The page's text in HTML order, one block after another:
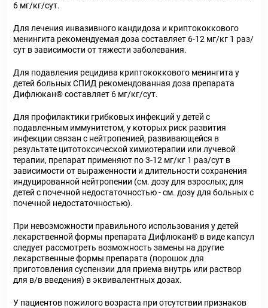
6 мг/кг/сут.
Для лечения инвазивного кандидоза и криптококкового
менингита рекомендуемая доза составляет 6-12 мг/кг 1 раз/
сут в зависимости от тяжести заболевания.
Для подавления рецидива криптококкового менингита у
детей больных СПИД рекомендованная доза препарата
Дифлюкан®составляет 6 мг/кг/сут.
Для профилактики грибковых инфекций у детей с
подавленным иммунитетом, у которых риск развития
инфекции связан с нейтропенией, развивающейся в
результате цитотоксической химиотерапии или лучевой
терапии, препарат применяют по 3-12 мг/кг 1 раз/сут в
зависимости от выраженности и длительности сохранения
индуцированной нейтропении (см. дозу для взрослых; для
детей с почечной недостаточностью - см. дозу для больных с
почечной недостаточностью).
При невозможности правильного использования у детей
лекарственной формы препарата Дифлюкан® в виде капсул
следует рассмотреть возможность замены на другие
лекарственные формы препарата (порошок для
приготовления суспензии для приема внутрь или раствор
для в/в введения) в эквивалентных дозах.
У пациентов пожилого возраста при отсутствии признаков